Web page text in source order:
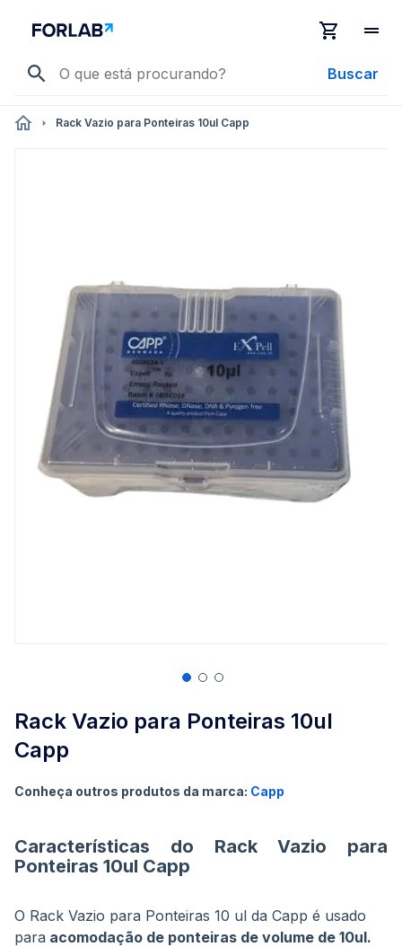
Buscar
Rack Vazio para Ponteiras 10ul Capp
para
o
início
Galeria
Rack Vazio para Ponteiras 10ul
Capp
Conheça outros produtos da marca: Capp
Características do Rack Vazio para
Ponteiras 10ul Capp
O Rack Vazio para Ponteiras 10 ul da Capp é usado
para acomodação de ponteiras de volume de 10ul.